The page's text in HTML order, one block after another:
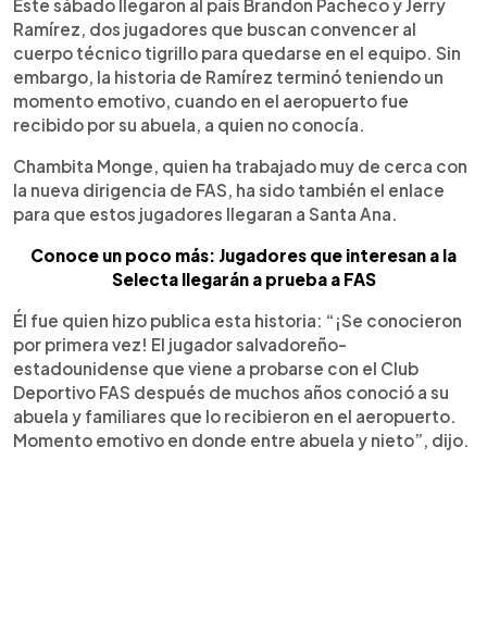
Este sábado llegaron al país Brandon Pacheco y Jerry
Ramírez, dos jugadores que buscan convencer al
cuerpo técnico tigrillo para quedarse en el equipo. Sin
embargo, la historia de Ramírez terminó teniendo un
momento emotivo, cuando en el aeropuerto fue
recibido por su abuela, a quien no conocía.
Chambita Monge, quien ha trabajado muy de cerca con
la nueva dirigencia de FAS, ha sido también el enlace
para que estos jugadores llegaran a Santa Ana.
Conoce un poco más: Jugadores que interesan a la
Selecta llegarán a prueba a FAS
Él fue quien hizo publica esta historia: “¡Se conocieron
por primera vez! El jugador salvadoreño-
estadounidense que viene a probarse con el Club
Deportivo FAS después de muchos años conoció a su
abuela y familiares que lo recibieron en el aeropuerto.
Momento emotivo en donde entre abuela y nieto”, dijo.